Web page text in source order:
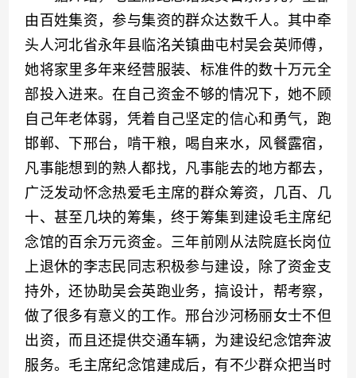
由百姓集资，参与集资的群众达数千人。其中牵
头人河北省永年县临洺关镇曲屯村吴会英师傅，
她将家里多年来经营服装、标准件的数十万元全
部投入进来。在自己资金不够的情况下，她不顾
自己年老体弱，凭着自己坚定的信心和勇气，跑
邯郸、下邢台，啃干粮，喝自来水，风餐露宿，
凡事能想到的熟人都找，凡事能去的地方都去，
广泛发动怀念热爱毛主席的群众筹资，几百、几
十、甚至几块的筹集，终于筹集到建设毛主席纪
念馆的百余万元资金。三年前刚从法院庭长岗位
上退休的李志民同志积极参与建设，除了资金支
持外，还协助吴会英跑业务，搞设计，帮考察，
做了很多有意义的工作。邢台沙河杨丽女士不但
出资，而且还提供交通车辆，为建设纪念馆奔波
服务。毛主席纪念馆建成后，有不少群众把当时